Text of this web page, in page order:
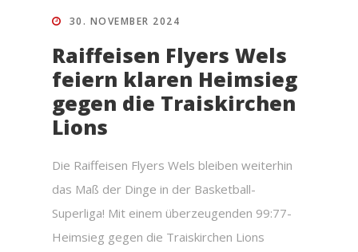
30. NOVEMBER 2024
Raiffeisen Flyers Wels
feiern klaren Heimsieg
gegen die Traiskirchen
Lions
Die Raiffeisen Flyers Wels bleiben weiterhin
das Maß der Dinge in der Basketball-
Superliga! Mit einem überzeugenden 99:77-
Heimsieg gegen die Traiskirchen Lions